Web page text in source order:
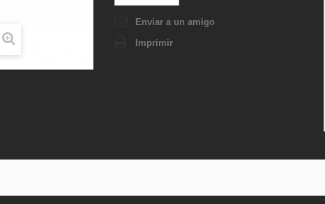
Enviar a un amigo
Imprimir